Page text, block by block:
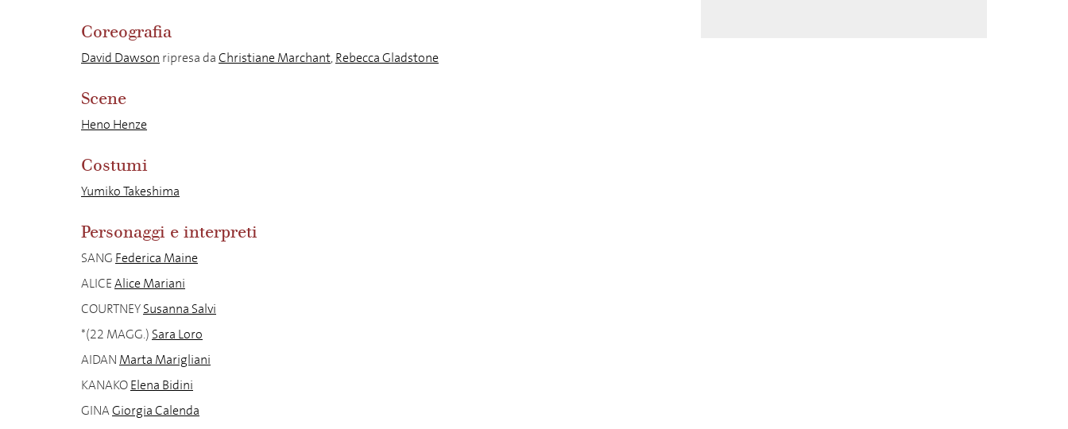
Coreografia
David Dawson ripresa daChristiane Marchant,Rebecca Gladstone
Scene
Heno Henze
Costumi
Yumiko Takeshima
Personaggi e interpreti
SANG Federica Maine
ALICEAlice Mariani
COURTNEYSusanna Salvi
*(22 MAGG.) Sara Loro
AIDAN Marta Marigliani
KANAKOElena Bidini
GINAGiorgia Calenda